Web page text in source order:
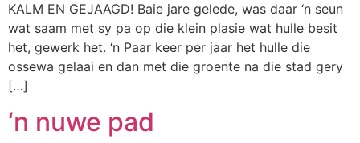
KALM EN GEJAAGD! Baie jare gelede, was daar ‘n seun
wat saam met sy pa op die klein plasie wat hulle besit
het, gewerk het. ‘n Paar keer per jaar het hulle die
ossewa gelaai en dan met die groente na die stad gery
[…]
‘n nuwe pad